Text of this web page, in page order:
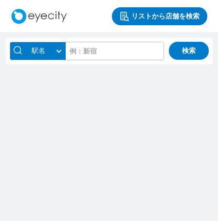
リストから店舗を検索
駅名 検索